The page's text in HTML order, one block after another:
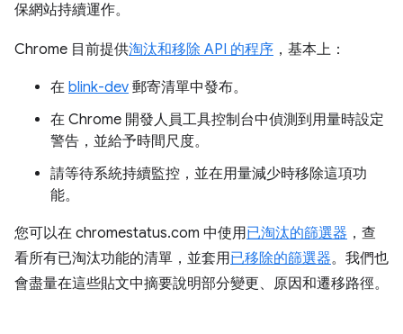
保網站持續運作。
Chrome 目前提供淘汰和移除 API 的程序 ，基本上：
在 blink-dev 郵寄清單中發布。
在 Chrome 開發人員工具控制台中偵測到用量時設定
警告，並給予時間尺度。
請等待系統持續監控，並在用量減少時移除這項功
能。
您可以在 chromestatus.com 中使用已淘汰的篩選器 ，查
看所有已淘汰功能的清單，並套用已移除的篩選器。我們也
會盡量在這些貼文中摘要說明部分變更、原因和遷移路徑。